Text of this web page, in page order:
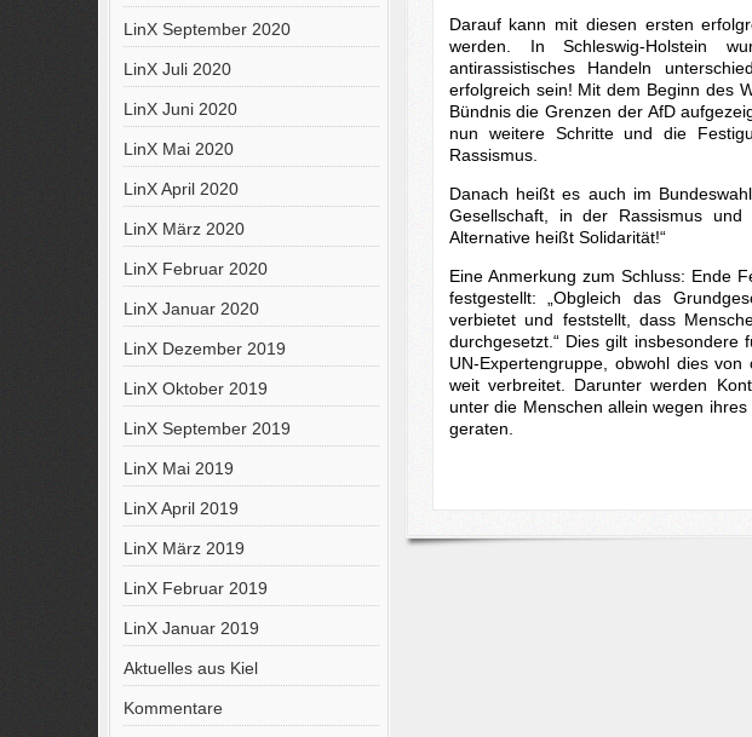
LinX September 2020
LinX Juli 2020
LinX Juni 2020
LinX Mai 2020
LinX April 2020
LinX März 2020
LinX Februar 2020
LinX Januar 2020
LinX Dezember 2019
LinX Oktober 2019
LinX September 2019
LinX Mai 2019
LinX April 2019
LinX März 2019
LinX Februar 2019
LinX Januar 2019
Aktuelles aus Kiel
Kommentare
Darauf kann mit diesen ersten
werden. In Schleswig-Holstein
antirassistisches Handeln
erfolgreich sein! Mit dem Beginn des
Bündnis die Grenzen der AfD
nun weitere Schritte und die
Rassismus.
Danach heißt es auch im
Gesellschaft, in der Rassismus
Alternative heißt Solidarität!“
Eine Anmerkung zum Schluss: Ende
festgestellt: „Obgleich das
verbietet und feststellt, dass
durchgesetzt.“ Dies gilt
UN-Expertengruppe, obwohl dies
weit verbreitet. Darunter werden
unter die Menschen allein wegen
geraten.